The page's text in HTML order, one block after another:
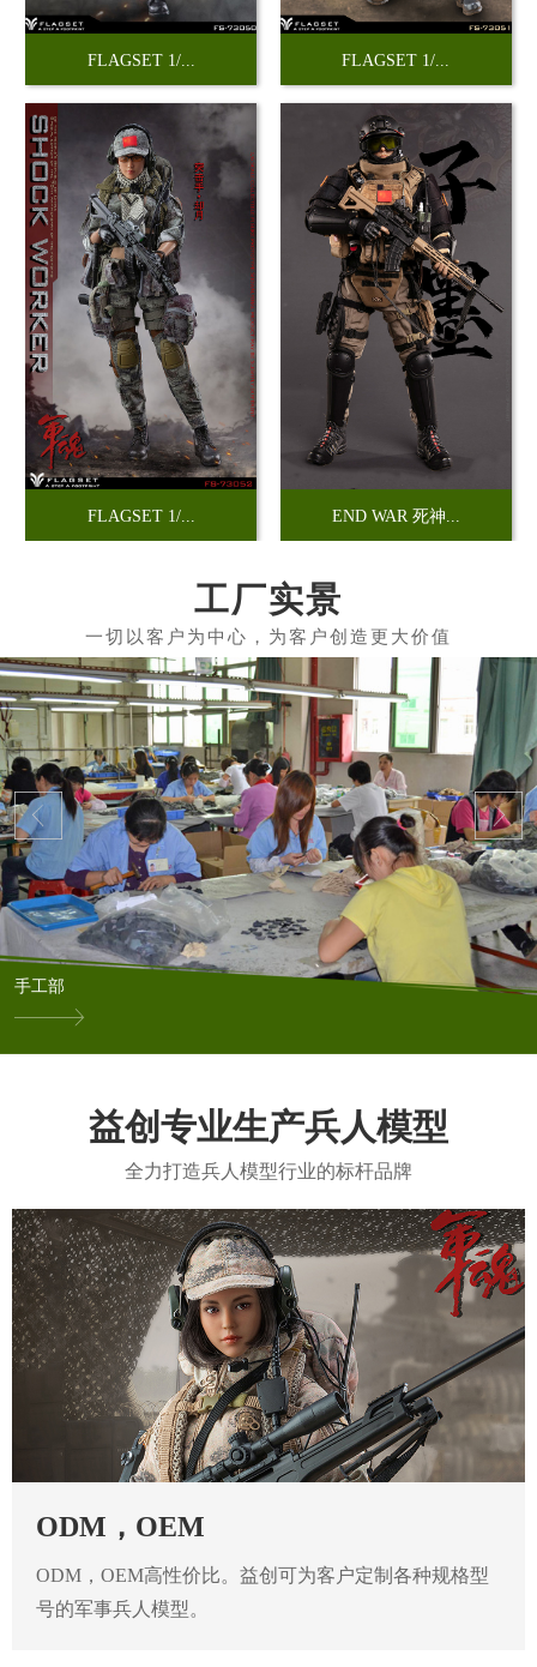
FLAGSET 1/... FLAGSET 1/...
FLAGSET 1/... END WAR 死神...
工厂实景
手工部
益创专业生产兵人模型
全力打造兵人模型行业的标杆品牌
ODM，OEM
ODM，OEM高性价比。益创可为客户定制各种规格型
号的军事兵人模型。